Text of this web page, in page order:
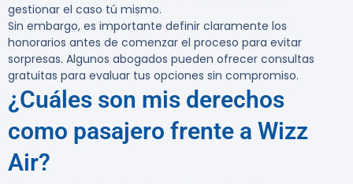
gestionar el caso tú mismo.
Sin embargo, es importante definir claramente los
honorarios antes de comenzar el proceso para evitar
sorpresas. Algunos abogados pueden ofrecer consultas
gratuitas para evaluar tus opciones sin compromiso.
¿Cuáles son mis derechos
como pasajero frente a Wizz
Air?